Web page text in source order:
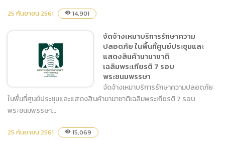
จัดจ้างเหมาบริการรักษาความ
แสดงสินค้านานาชาติ
เฉลิมพระเกียรติ 7 รอบ
พระชนมพรรษา
25 กันยายน 2561 visibility 14,901
ปลอดภัย ในพื้นที่ศูนย์ประชุม
จัดจ้างเหมาบริการรักษาความ
ปลอดภัย ในพื้นที่ศูนย์ประชุมและ
แสดงสินค้านานาชาติ
เฉลิมพระเกียรติ 7 รอบ
พระชนมพรรษา
จัดจ้างเหมาบริการรักษาความปลอดภัย
ในพื้นที่ศูนย์ประชุมและแสดงสินค้านานาชาติเฉลิมพระเกียรติ 7 รอบ
พระชนมพรรษา...
25 กันยายน 2561 visibility 15,069